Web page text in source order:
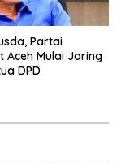
Partai
Aceh Mulai Jaring
DPD